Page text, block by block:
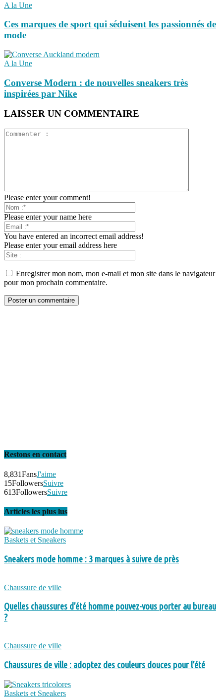
A la Une
Ces marques de sport qui séduisent les passionnés de
mode
A la Une
Converse Modern : de nouvelles sneakers très
inspirées par Nike
LAISSER UN COMMENTAIRE
Please enter your comment!
Please enter your name here
You have entered an incorrect email address!
Please enter your email address here
Enregistrer mon nom, mon e-mail et mon site dans le navigateur
pour mon prochain commentaire.
Restons en contact
8,831FansJ'aime
15FollowersSuivre
613FollowersSuivre
Articles les plus lus
Baskets et Sneakers
Sneakers mode homme : 3 marques à suivre de près
Chaussure de ville
Quelles chaussures d’été homme pouvez-vous porter au bureau
?
Chaussure de ville
Chaussures de ville : adoptez des couleurs douces pour l’été
Baskets et Sneakers